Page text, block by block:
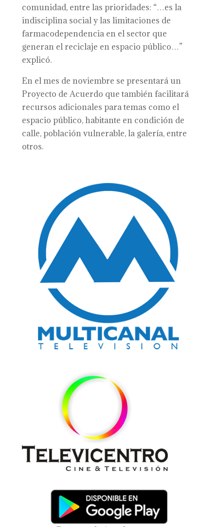
comunidad, entre las prioridades: “…es la
indisciplina social y las limitaciones de
farmacodependencia en el sector que
generan el reciclaje en espacio público…”
explicó.
En el mes de noviembre se presentará un
Proyecto de Acuerdo que también facilitará
recursos adicionales para temas como el
espacio público, habitante en condición de
calle, población vulnerable, la galería, entre
otros.